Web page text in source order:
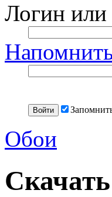
Логин или
Обои